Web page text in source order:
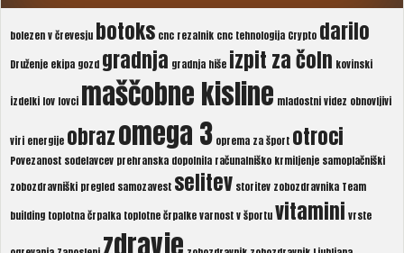
bolezen v črevesju botoks cnc rezalnik cnc tehnologija Crypto darilo
Druženje ekipa gozd gradnja gradnja hiše izpit za čoln kovinski
izdelki lov lovci maščobne kisline mladostni videz obnovljivi
viri energije obrazomega 3 oprema za šport otroci
Povezanost sodelavcev prehranska dopolnila računalniško krmiljenje samoplačniški
zobozdravniški pregled samozavest selitev storitev zobozdravnika Team
building toplotna črpalka toplotne črpalkevarnost v športuvitamini vrste